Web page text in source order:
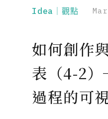
Idea｜觀點
如何創作
表（4-2
過程的可